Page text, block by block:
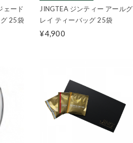
ェード
25袋
JINGTEA ジンティー アールグ
レイ ティーバッグ 25袋
¥4,900